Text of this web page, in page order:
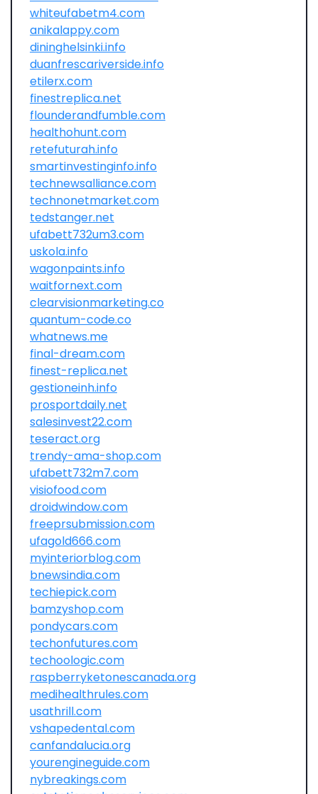
whiteufabetm4.com
anikalappy.com
dininghelsinki.info
duanfrescariverside.info
etilerx.com
finestreplica.net
flounderandfumble.com
healthohunt.com
retefuturah.info
smartinvestinginfo.info
technewsalliance.com
technonetmarket.com
tedstanger.net
ufabett732um3.com
uskola.info
wagonpaints.info
waitfornext.com
clearvisionmarketing.co
quantum-code.co
whatnews.me
final-dream.com
finest-replica.net
gestioneinh.info
prosportdaily.net
salesinvest22.com
teseract.org
trendy-ama-shop.com
ufabett732m7.com
visiofood.com
droidwindow.com
freeprsubmission.com
ufagold666.com
myinteriorblog.com
bnewsindia.com
techiepick.com
bamzyshop.com
pondycars.com
techonfutures.com
techoologic.com
raspberryketonescanada.org
medihealthrules.com
usathrill.com
vshapedental.com
canfandalucia.org
yourengineguide.com
nybreakings.com